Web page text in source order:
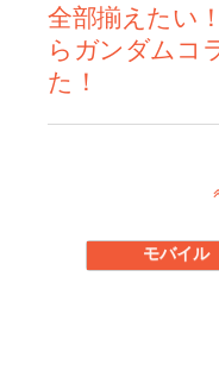
全部揃えたい
らガンダムコ
た！
モバイル